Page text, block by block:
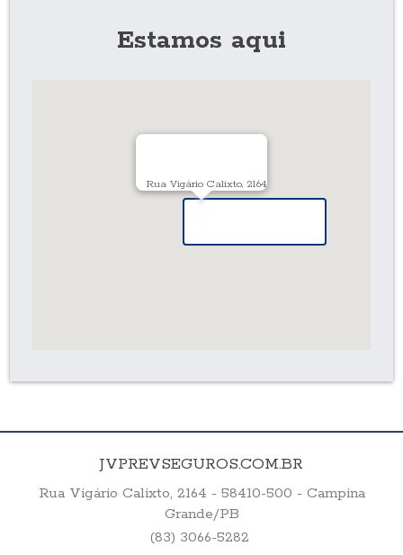
Estamos aqui
Rua Vigário Calixto, 2164
JVPREVSEGUROS.COM.BR
Rua Vigário Calixto, 2164 - 58410-500 - Campina
Grande/PB
(83) 3066-5282